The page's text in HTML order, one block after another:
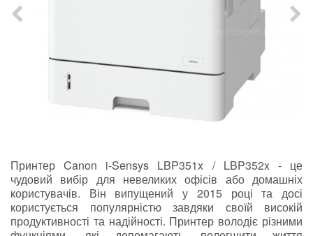
Принтер Canon i-Sensys LBP351x / LBP352x - це
чудовий вибір для невеликих офісів або домашніх
користувачів. Він випущений у 2015 році та досі
користується популярністю завдяки своїй високій
продуктивності та надійності. Принтер володіє різними